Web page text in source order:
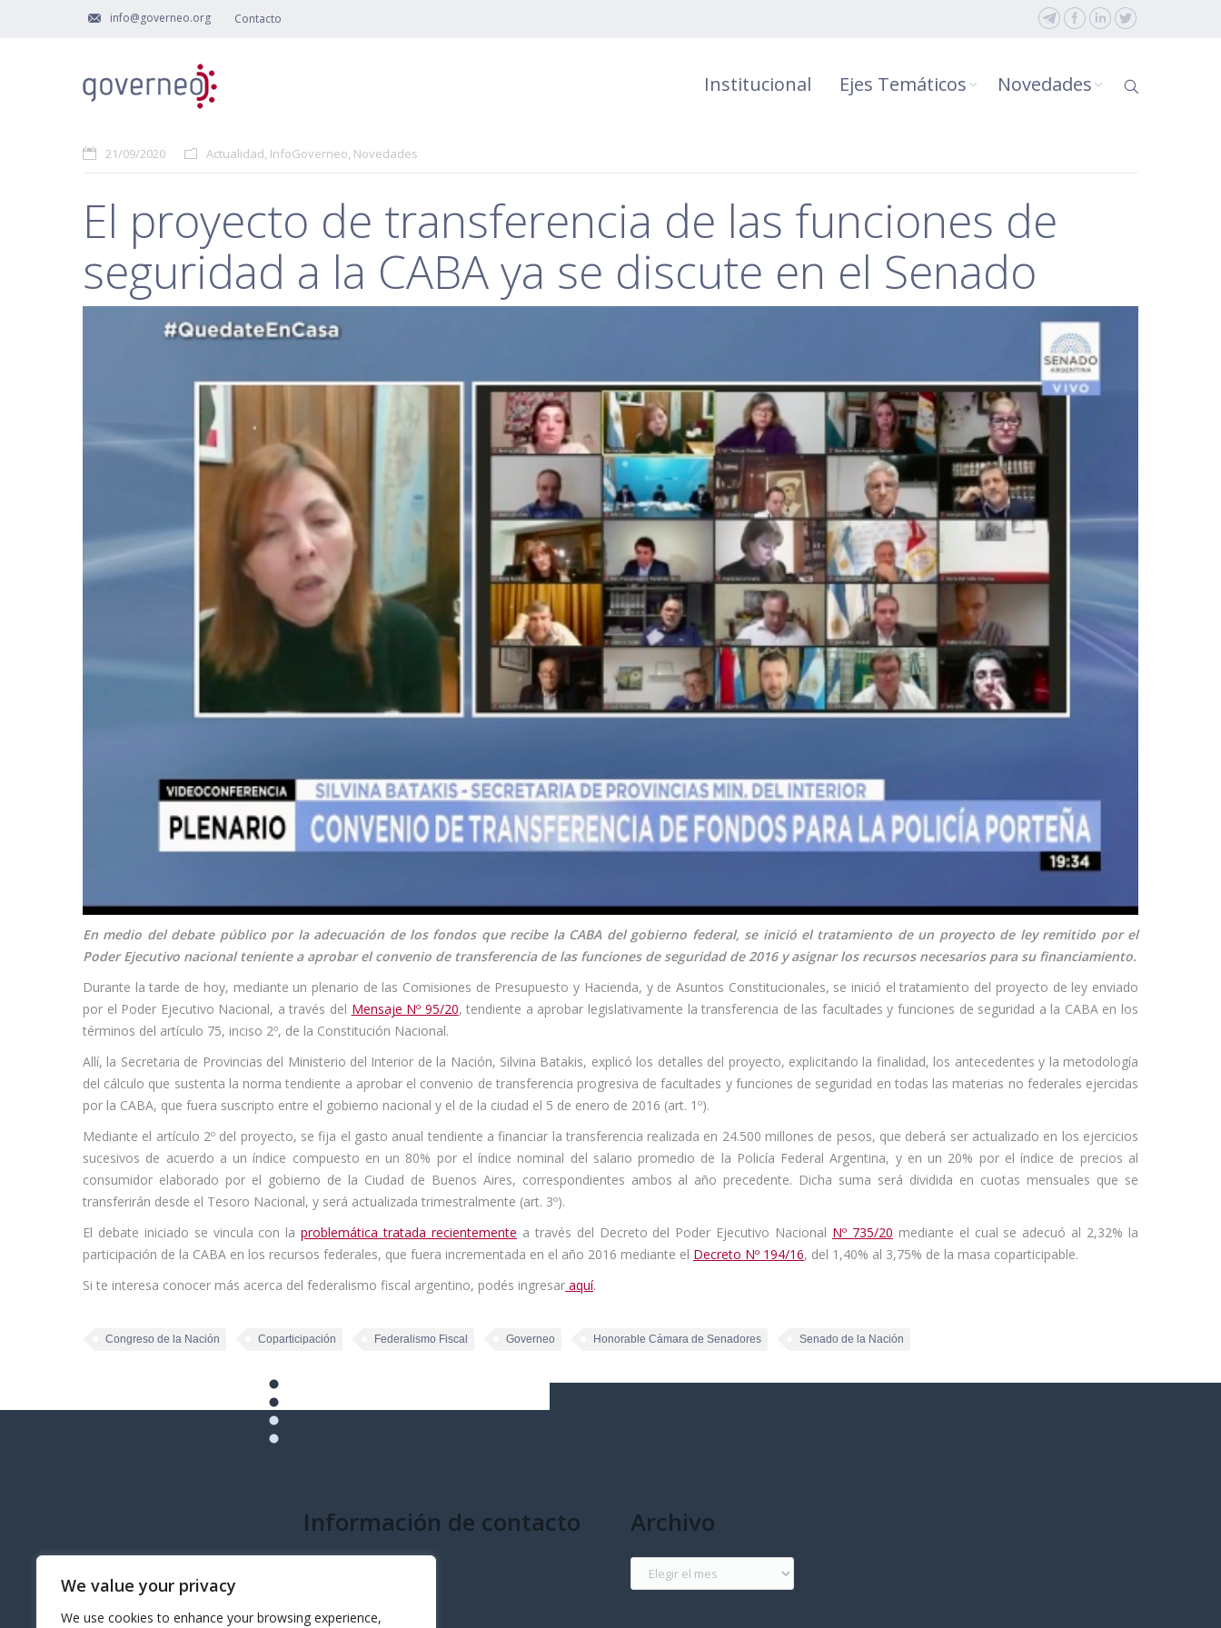
We value your privacy
We use cookies to enhance your browsing experience,
info@governeo.org Contacto
Institucional Ejes Temáticos Novedades
21/09/2020 Actualidad, InfoGoverneo, Novedades
El proyecto de transferencia de las funciones de
seguridad a la CABA ya se discute en el Senado
En medio del debate público por la adecuación de los fondos que recibe la CABA del gobierno federal, se inició el tratamiento de un proyecto de ley remitido por el
Poder Ejecutivo nacional teniente a aprobar el convenio de transferencia de las funciones de seguridad de 2016 y asignar los recursos necesarios para su financiamiento.
Durante la tarde de hoy, mediante un plenario de las Comisiones de Presupuesto y Hacienda, y de Asuntos Constitucionales, se inició el tratamiento del proyecto de ley enviado
por el Poder Ejecutivo Nacional, a través del Mensaje Nº 95/20, tendiente a aprobar legislativamente la transferencia de las facultades y funciones de seguridad a la CABA en los
términos del artículo 75, inciso 2º, de la Constitución Nacional.
Allí, la Secretaria de Provincias del Ministerio del Interior de la Nación, Silvina Batakis, explicó los detalles del proyecto, explicitando la finalidad, los antecedentes y la metodología
del cálculo que sustenta la norma tendiente a aprobar el convenio de transferencia progresiva de facultades y funciones de seguridad en todas las materias no federales ejercidas
por la CABA, que fuera suscripto entre el gobierno nacional y el de la ciudad el 5 de enero de 2016 (art. 1º).
Mediante el artículo 2º del proyecto, se fija el gasto anual tendiente a financiar la transferencia realizada en 24.500 millones de pesos, que deberá ser actualizado en los ejercicios
sucesivos de acuerdo a un índice compuesto en un 80% por el índice nominal del salario promedio de la Policía Federal Argentina, y en un 20% por el índice de precios al
consumidor elaborado por el gobierno de la Ciudad de Buenos Aires, correspondientes ambos al año precedente. Dicha suma será dividida en cuotas mensuales que se
transferirán desde el Tesoro Nacional, y será actualizada trimestralmente (art. 3º).
El debate iniciado se vincula con laproblemática tratada recientemente a través del Decreto del Poder Ejecutivo Nacional Nº 735/20 mediante el cual se adecuó al 2,32% la
participación de la CABA en los recursos federales, que fuera incrementada en el año 2016 mediante el Decreto Nº 194/16, del 1,40% al 3,75% de la masa coparticipable.
Si te interesa conocer más acerca del federalismo fiscal argentino, podés ingresar aquí.
Congreso de la Nación Coparticipación Federalismo Fiscal Governeo Honorable Cámara de Senadores Senado de la Nación
Información de contacto Archivo
Archivo